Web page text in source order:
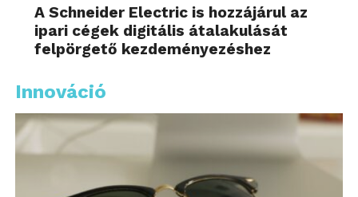
A Schneider Electric is hozzájárul az
ipari cégek digitális átalakulását
felpörgető kezdeményezéshez
Innováció